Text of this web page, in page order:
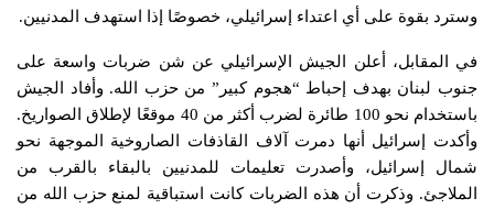
وسترد بقوة على أي اعتداء إسرائيلي، خصوصًا إذا استهدف المدنيين.
في المقابل، أعلن الجيش الإسرائيلي عن شن ضربات واسعة على
جنوب لبنان بهدف إحباط “هجوم كبير” من حزب الله. وأفاد الجيش
باستخدام نحو 100 طائرة لضرب أكثر من 40 موقعًا لإطلاق الصواريخ.
وأكدت إسرائيل أنها دمرت آلاف القاذفات الصاروخية الموجهة نحو
شمال إسرائيل، وأصدرت تعليمات للمدنيين بالبقاء بالقرب من
الملاجئ. وذكرت أن هذه الضربات كانت استباقية لمنع حزب الله من